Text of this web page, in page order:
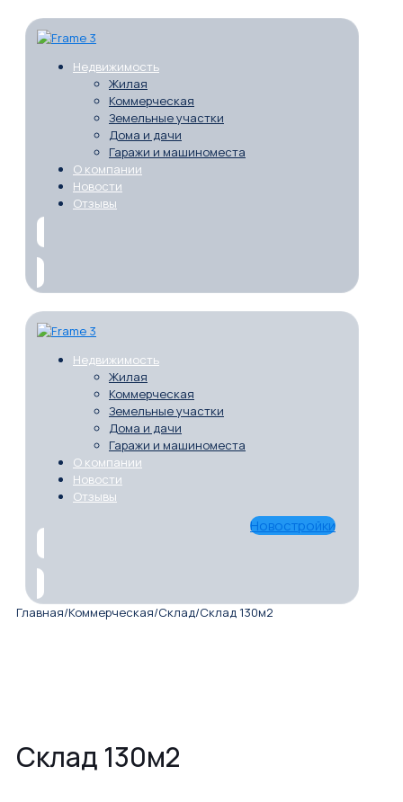
Недвижимость
Жилая
Коммерческая
Земельные участки
Дома и дачи
Гаражи и машиноместа
О компании
Новости
Отзывы
Недвижимость
Жилая
Коммерческая
Земельные участки
Дома и дачи
Гаражи и машиноместа
О компании
Новости
Отзывы
Новостройки
Главная/Коммерческая/Склад/Склад 130м2
Склад 130м2